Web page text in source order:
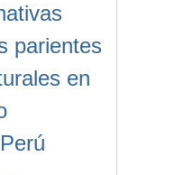
parientes
en